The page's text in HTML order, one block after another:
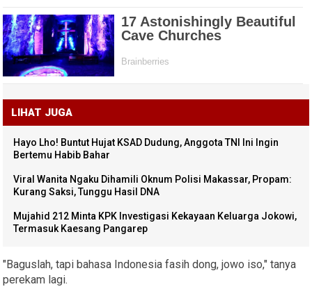
LIHAT JUGA
Hayo Lho! Buntut Hujat KSAD Dudung, Anggota TNI Ini Ingin
Bertemu Habib Bahar
Viral Wanita Ngaku Dihamili Oknum Polisi Makassar, Propam:
Kurang Saksi, Tunggu Hasil DNA
Mujahid 212 Minta KPK Investigasi Kekayaan Keluarga Jokowi,
Termasuk Kaesang Pangarep
"Baguslah, tapi bahasa Indonesia fasih dong, jowo iso," tanya
perekam lagi.